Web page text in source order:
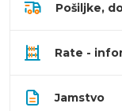
Pošiljke,
Rate -
Jamstvo